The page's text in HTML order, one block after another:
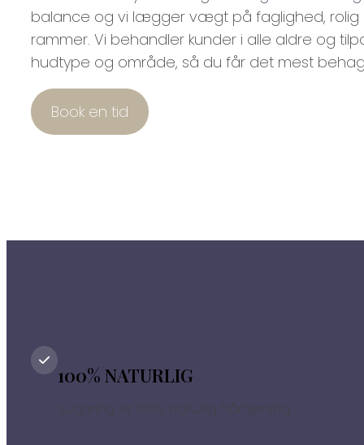
balance og vi lægger vægt på faglighed, rolig
rammer. Vi behandler kunder i alle aldre og
hudtype og område, så du får det mest
Book en tid
100% NATURLIG
Sugaring er 100% naturlig hårfjerning.